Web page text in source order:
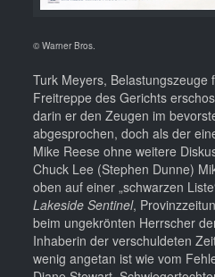
© Warner Bros.
Turk Meyers,
Freitreppe des Gerichts
darin er den Zeugen im
abgesprochen, doch als der
Mike Reese ohne weitere
Chuck Lee (Stephen Dunne)
oben auf einer „schwarzen
Lakeside Sentinel,
beim ungekrönten Herrscher
Inhaberin der verschuldeten
wenig angetan ist wie vom